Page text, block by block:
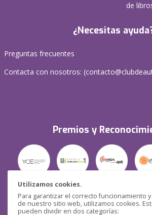
Utilizamos cookies.
Para garantizar el correcto funcionamiento
de nuestro sitio web, utilizamos cookies.
pueden dividir en dos categorías:
de
¿Necesitas
Preguntas frecuentes
Contacta con nosotros: (
Premios y
Seguridad